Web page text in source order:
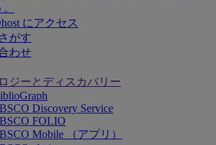
にアクセス
がす
わせ
ジーとディスカバリー
Discovery Service
FOLIO
Mobile （アプリ）